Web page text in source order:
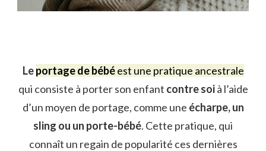
Leportage de bébéest une pratique ancestrale
qui consiste à porter son enfant contre soià l’aide
d’un moyen de portage, comme une écharpe, un
sling ou un porte-bébé. Cette pratique, qui
connaît un regain de popularité ces dernières